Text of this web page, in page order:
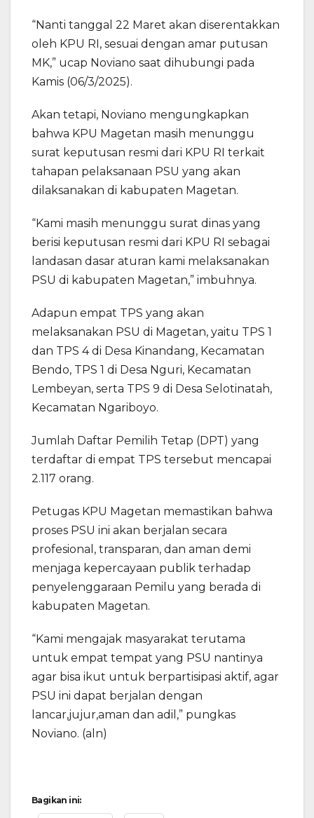
“Nanti tanggal 22 Maret akan diserentakkan
oleh KPU RI, sesuai dengan amar putusan
MK,” ucap Noviano saat dihubungi pada
Kamis (06/3/2025).
Akan tetapi, Noviano mengungkapkan
bahwa KPU Magetan masih menunggu
surat keputusan resmi dari KPU RI terkait
tahapan pelaksanaan PSU yang akan
dilaksanakan di kabupaten Magetan.
“Kami masih menunggu surat dinas yang
berisi keputusan resmi dari KPU RI sebagai
landasan dasar aturan kami melaksanakan
PSU di kabupaten Magetan,” imbuhnya.
Adapun empat TPS yang akan
melaksanakan PSU di Magetan, yaitu TPS 1
dan TPS 4 di Desa Kinandang, Kecamatan
Bendo, TPS 1 di Desa Nguri, Kecamatan
Lembeyan, serta TPS 9 di Desa Selotinatah,
Kecamatan Ngariboyo.
Jumlah Daftar Pemilih Tetap (DPT) yang
terdaftar di empat TPS tersebut mencapai
2.117 orang.
Petugas KPU Magetan memastikan bahwa
proses PSU ini akan berjalan secara
profesional, transparan, dan aman demi
menjaga kepercayaan publik terhadap
penyelenggaraan Pemilu yang berada di
kabupaten Magetan.
“Kami mengajak masyarakat terutama
untuk empat tempat yang PSU nantinya
agar bisa ikut untuk berpartisipasi aktif, agar
PSU ini dapat berjalan dengan
lancar,jujur,aman dan adil,” pungkas
Noviano. (aln)
Bagikan ini: